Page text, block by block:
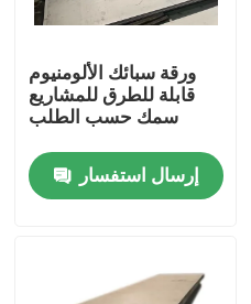
منزل
إتصال
ورقة سبائك الألومنيوم
قابلة للطرق للمشاريع
سمك حسب الطلب
إرسال استفسار